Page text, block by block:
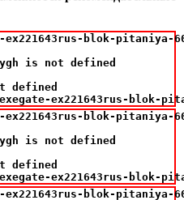
blok-pitaniya-
is not defined
defined
ex221643rus-blok-
blok-pitaniya-
is not defined
defined
ex221643rus-blok-
blok-pitaniya-